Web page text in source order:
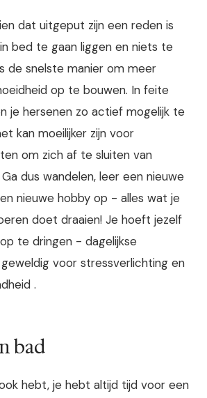
dat uitgeput zijn een reden is
bed te gaan liggen en niets te
de snelste manier om meer
op te bouwen. In feite
je hersenen zo actief mogelijk te
kan moeilijker zijn voor
om zich af te sluiten van
dus wandelen, leer een nieuwe
nieuwe hobby op - alles wat je
doet draaien! Je hoeft jezelf
te dringen - dagelijkse
voor stressverlichting en
.
bad
hebt, je hebt altijd tijd voor een